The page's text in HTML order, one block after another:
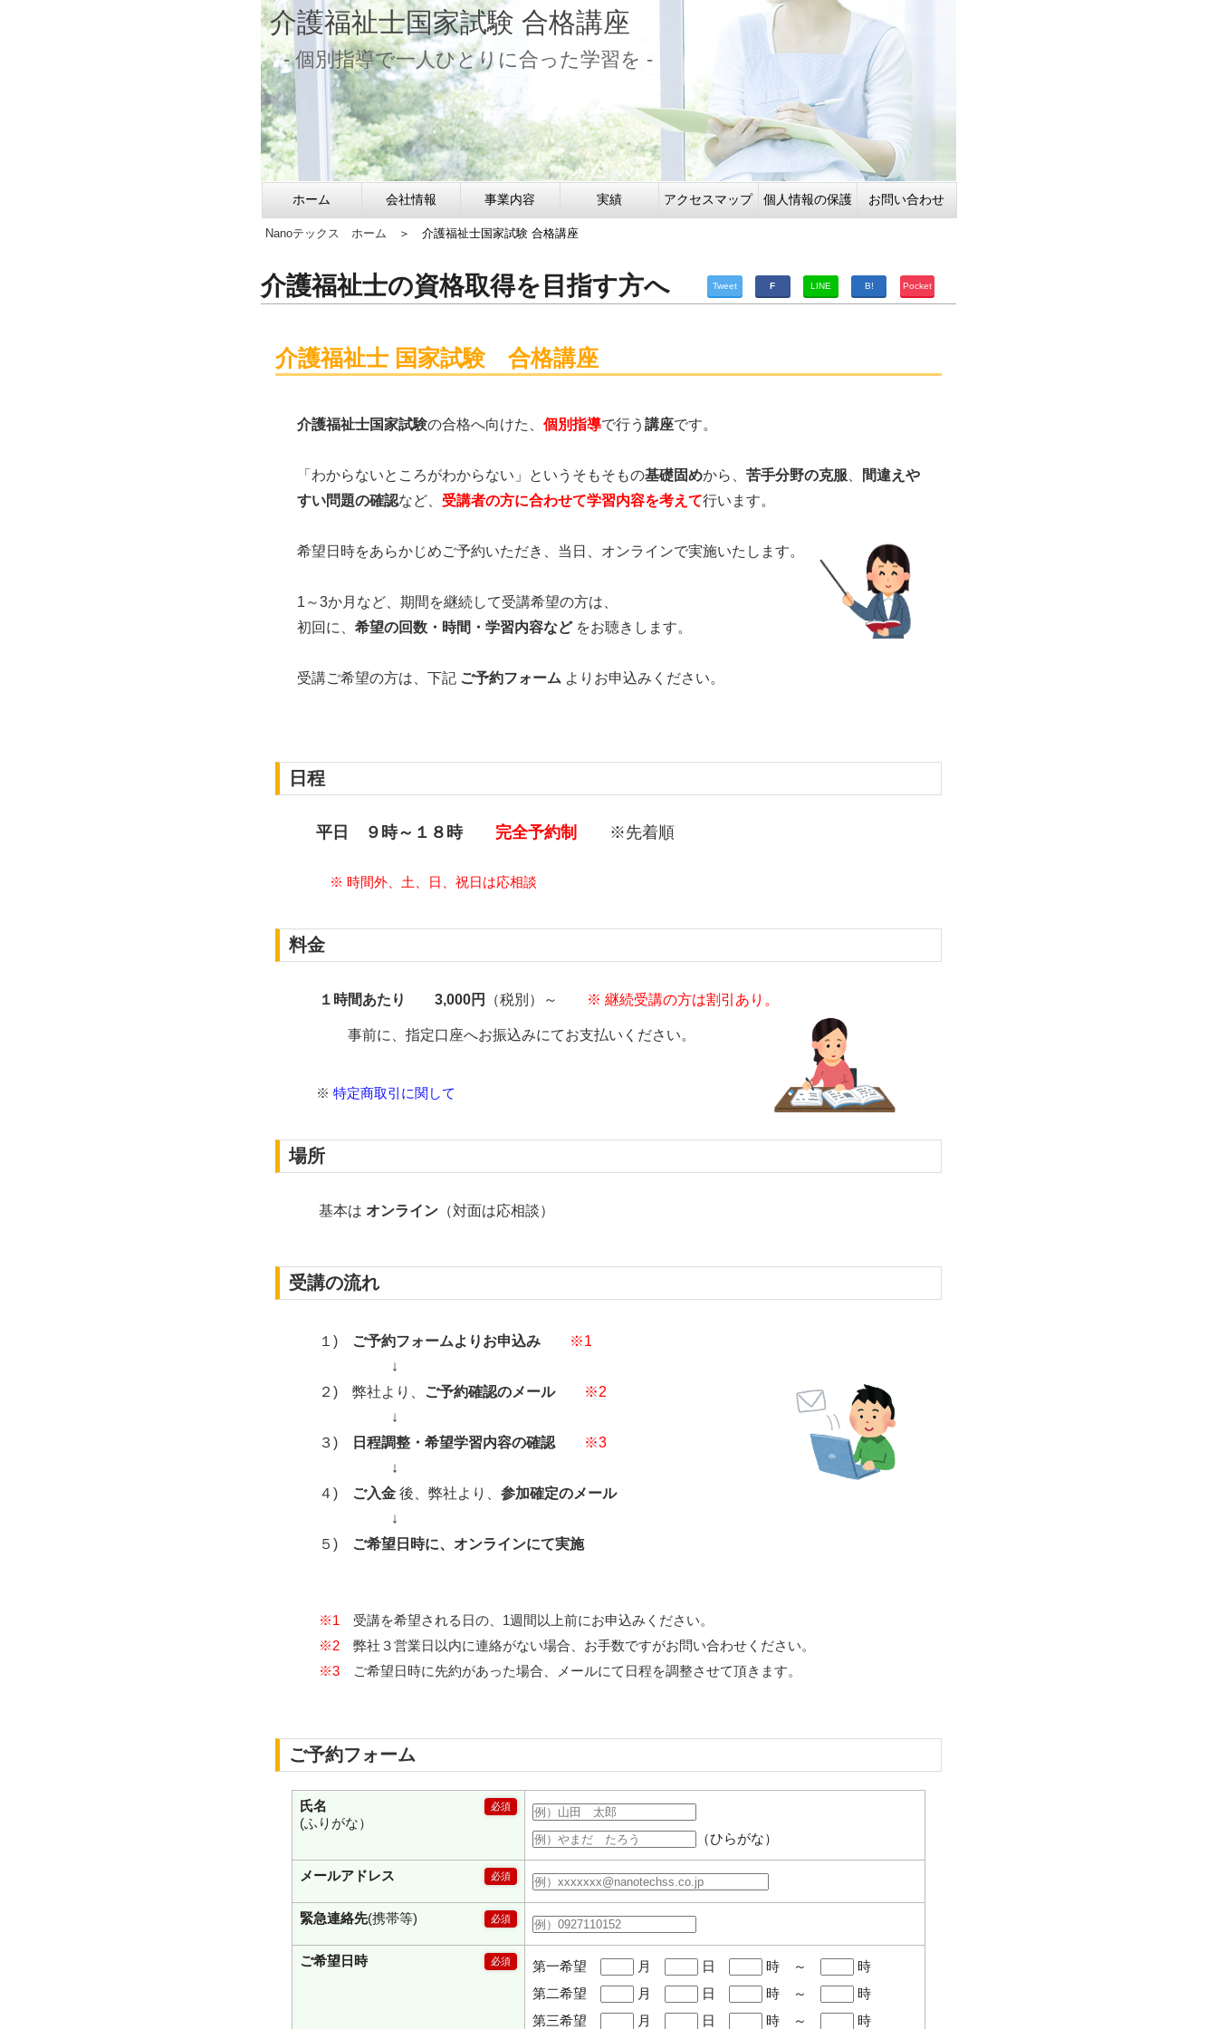
介護福祉士国家試験 合格講座
- 個別指導で一人ひとりに合った学習を -
ホーム 会社情報 事業内容 実績 アクセスマップ 個人情報の保護 お問い合わせ
Nanoテックス ホーム ＞ 介護福祉士国家試験 合格講座
介護福祉士の資格取得を目指す方へ Tweet F LINE B! Pocket
介護福祉士 国家試験 合格講座
介護福祉士国家試験の合格へ向けた、 個別指導で行う 講座です。
「わからないところがわからない」というそもそもの基礎固めから、 苦手分野の克服
間違えや
すい問題の確認など、 受講者の方に合わせて学習内容を考えて行います。
希望日時をあらかじめご予約いただき、当日、オンラインで実施いたします。
1～3か月など、期間を継続して受講希望の方は、
初回に、 希望の回数・時間・学習内容などをお聴きします。
受講ご希望の方は、下記 ご予約フォーム よりお申込みください。
日程
平日 ９時～１８時 完全予約制 ※先着順
※ 時間外、土、日、祝日は応相談
料金
１時間あたり 3,000円 （税別）～ ※ 継続受講の方は割引あり。
事前に、指定口座へお振込みにてお支払いください。
※ 特定商取引に関して
場所
基本は オンライン （対面は応相談）
受講の流れ
１) ご予約フォームよりお申込み
※1
↓
２) 弊社より、
ご予約確認のメール
※2
↓
３)
日程調整・希望学習内容の確認
※3
↓
４)
ご入金 後、弊社より、 参加確定のメール
↓
５)
ご希望日時に、オンラインにて実施
※1 受講を希望される日の、1週間以上前にお申込みください。
※2 弊社３営業日以内に連絡がない場合、お手数ですがお問い合わせください。
※3 ご希望日時に先約があった場合、メールにて日程を調整させて頂きます。
ご予約フォーム
必須
氏名
(ふりがな）
（ひらがな）
必須
メールアドレス
必須
緊急連絡先(携帯等)
必須
ご希望日時 第一希望 月 日 時 ～
時
第二希望
月 日 時 ～
時
第三希望
月 日 時 ～ 時